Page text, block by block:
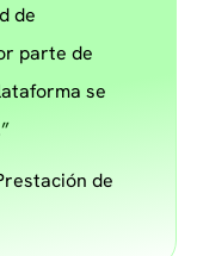
de
parte de
se
de